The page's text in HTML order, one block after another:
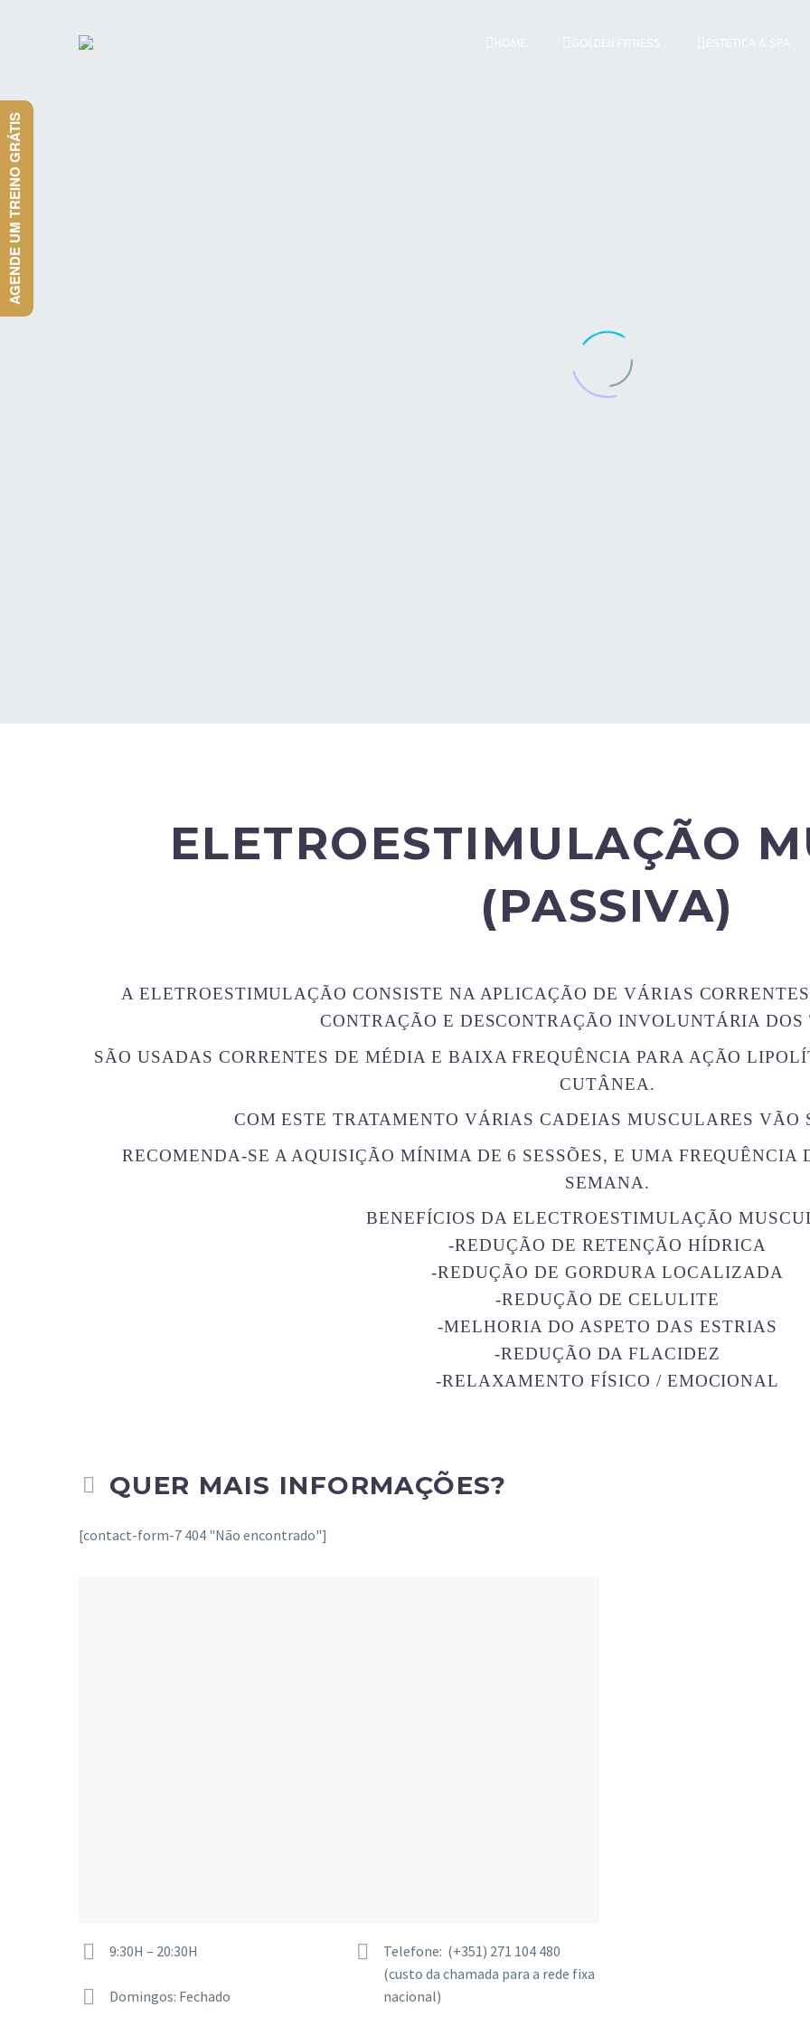
ELETROESTIMULAÇÃO
(PASSIVA)
A ELETROESTIMULAÇÃO CONSISTE NA APLICAÇÃO DE VÁRIAS
CONTRAÇÃO E DESCONTRAÇÃO INVOLUNTÁRIA DOS
SÃO USADAS CORRENTES DE MÉDIA E BAIXA FREQUÊNCIA PARA AÇÃO
CUTÂNEA.
COM ESTE TRATAMENTO VÁRIAS CADEIAS MUSCULARES VÃO
RECOMENDA-SE A AQUISIÇÃO MÍNIMA DE 6 SESSÕES, E UMA FREQUÊNCIA
SEMANA.
BENEFÍCIOS DA ELECTROESTIMULAÇÃO
-REDUÇÃO DE RETENÇÃO HÍDRICA
-REDUÇÃO DE GORDURA LOCALIZADA
-REDUÇÃO DE CELULITE
-MELHORIA DO ASPETO DAS ESTRIAS
-REDUÇÃO DA FLACIDEZ
-RELAXAMENTO FÍSICO / EMOCIONAL

 QUER MAIS INFORMAÇÕES?
[contact-form-7 404 "Não encontrado"]

 9:30H – 20:30H

 Domingos: Fechado


Telefone: (+351) 271 104 480
(custo da chamada para a rede fixa
nacional)
AGENDE UM TREINO GRÁTIS